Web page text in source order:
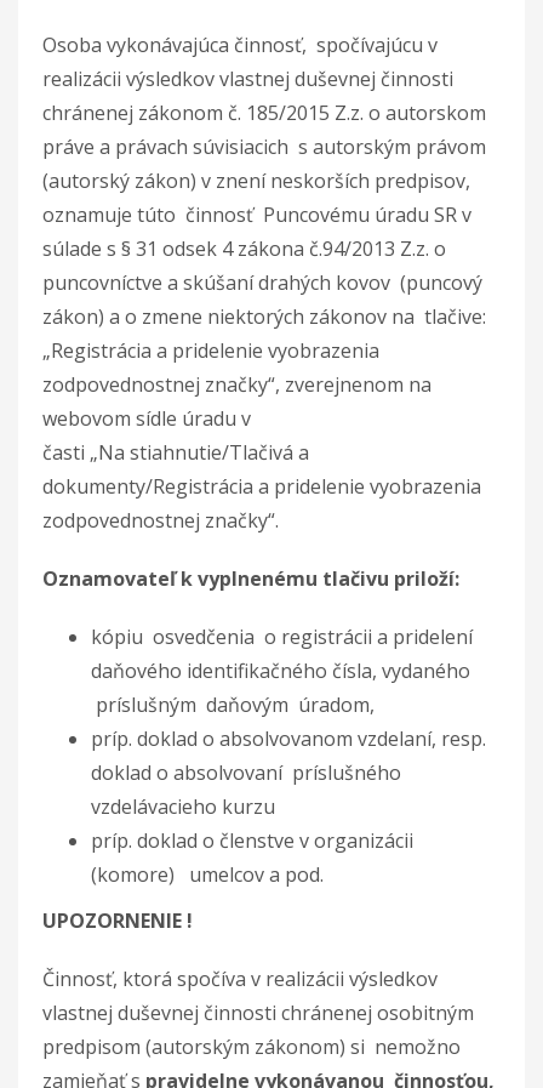
Osoba vykonávajúca činnosť, spočívajúcu v
realizácii výsledkov vlastnej duševnej činnosti
chránenej zákonom č. 185/2015 Z.z. o autorskom
práve a právach súvisiacich s autorským právom
(autorský zákon) v znení neskorších predpisov,
oznamuje túto činnosť Puncovému úradu SR v
súlade s § 31 odsek 4 zákona č.94/2013 Z.z. o
puncovníctve a skúšaní drahých kovov (puncový
zákon) a o zmene niektorých zákonov na tlačive:
„Registrácia a pridelenie vyobrazenia
zodpovednostnej značky“, zverejnenom na
webovom sídle úradu v
časti „Na stiahnutie/Tlačivá a
dokumenty/Registrácia a pridelenie vyobrazenia
zodpovednostnej značky“.
Oznamovateľ k vyplnenému tlačivu priloží:
kópiu osvedčenia o registrácii a pridelení
daňového identifikačného čísla, vydaného
príslušným daňovým úradom,
príp. doklad o absolvovanom vzdelaní, resp.
doklad o absolvovaní príslušného
vzdelávacieho kurzu
príp. doklad o členstve v organizácii
(komore) umelcov a pod.
UPOZORNENIE !
Činnosť, ktorá spočíva v realizácii výsledkov
vlastnej duševnej činnosti chránenej osobitným
predpisom (autorským zákonom) si nemožno
zamieňať s pravidelne vykonávanou činnosťou,